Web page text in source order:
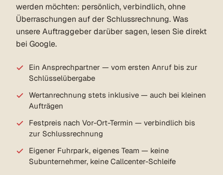
werden möchten: persönlich, verbindlich, ohne
Überraschungen auf der Schlussrechnung. Was
unsere Auftraggeber darüber sagen, lesen Sie direkt
bei Google.
Ein Ansprechpartner — vom ersten Anruf bis zur
Schlüsselübergabe
Wertanrechnung stets inklusive — auch bei kleinen
Aufträgen
Festpreis nach Vor-Ort-Termin — verbindlich bis
zur Schlussrechnung
Eigener Fuhrpark, eigenes Team — keine
Subunternehmer, keine Callcenter-Schleife